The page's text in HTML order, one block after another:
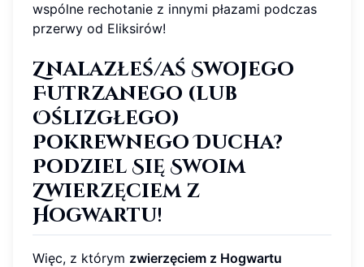
wspólne rechotanie z innymi płazami podczas
przerwy od Eliksirów!
Znalazłeś/aś Swojego
Futrzanego (lub
Oślizgłego)
Pokrewnego Ducha?
Podziel Się Swoim
Zwierzęciem z
Hogwartu!
Więc, z którym zwierzęciem z Hogwartu